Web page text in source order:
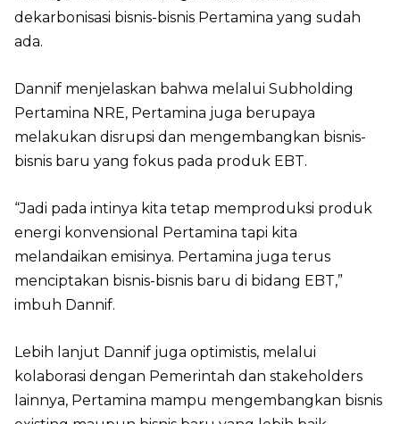
dekarbonisasi bisnis-bisnis Pertamina yang sudah
ada.
Dannif menjelaskan bahwa melalui Subholding
Pertamina NRE, Pertamina juga berupaya
melakukan disrupsi dan mengembangkan bisnis-
bisnis baru yang fokus pada produk EBT.
“Jadi pada intinya kita tetap memproduksi produk
energi konvensional Pertamina tapi kita
melandaikan emisinya. Pertamina juga terus
menciptakan bisnis-bisnis baru di bidang EBT,”
imbuh Dannif.
Lebih lanjut Dannif juga optimistis, melalui
kolaborasi dengan Pemerintah dan stakeholders
lainnya, Pertamina mampu mengembangkan bisnis